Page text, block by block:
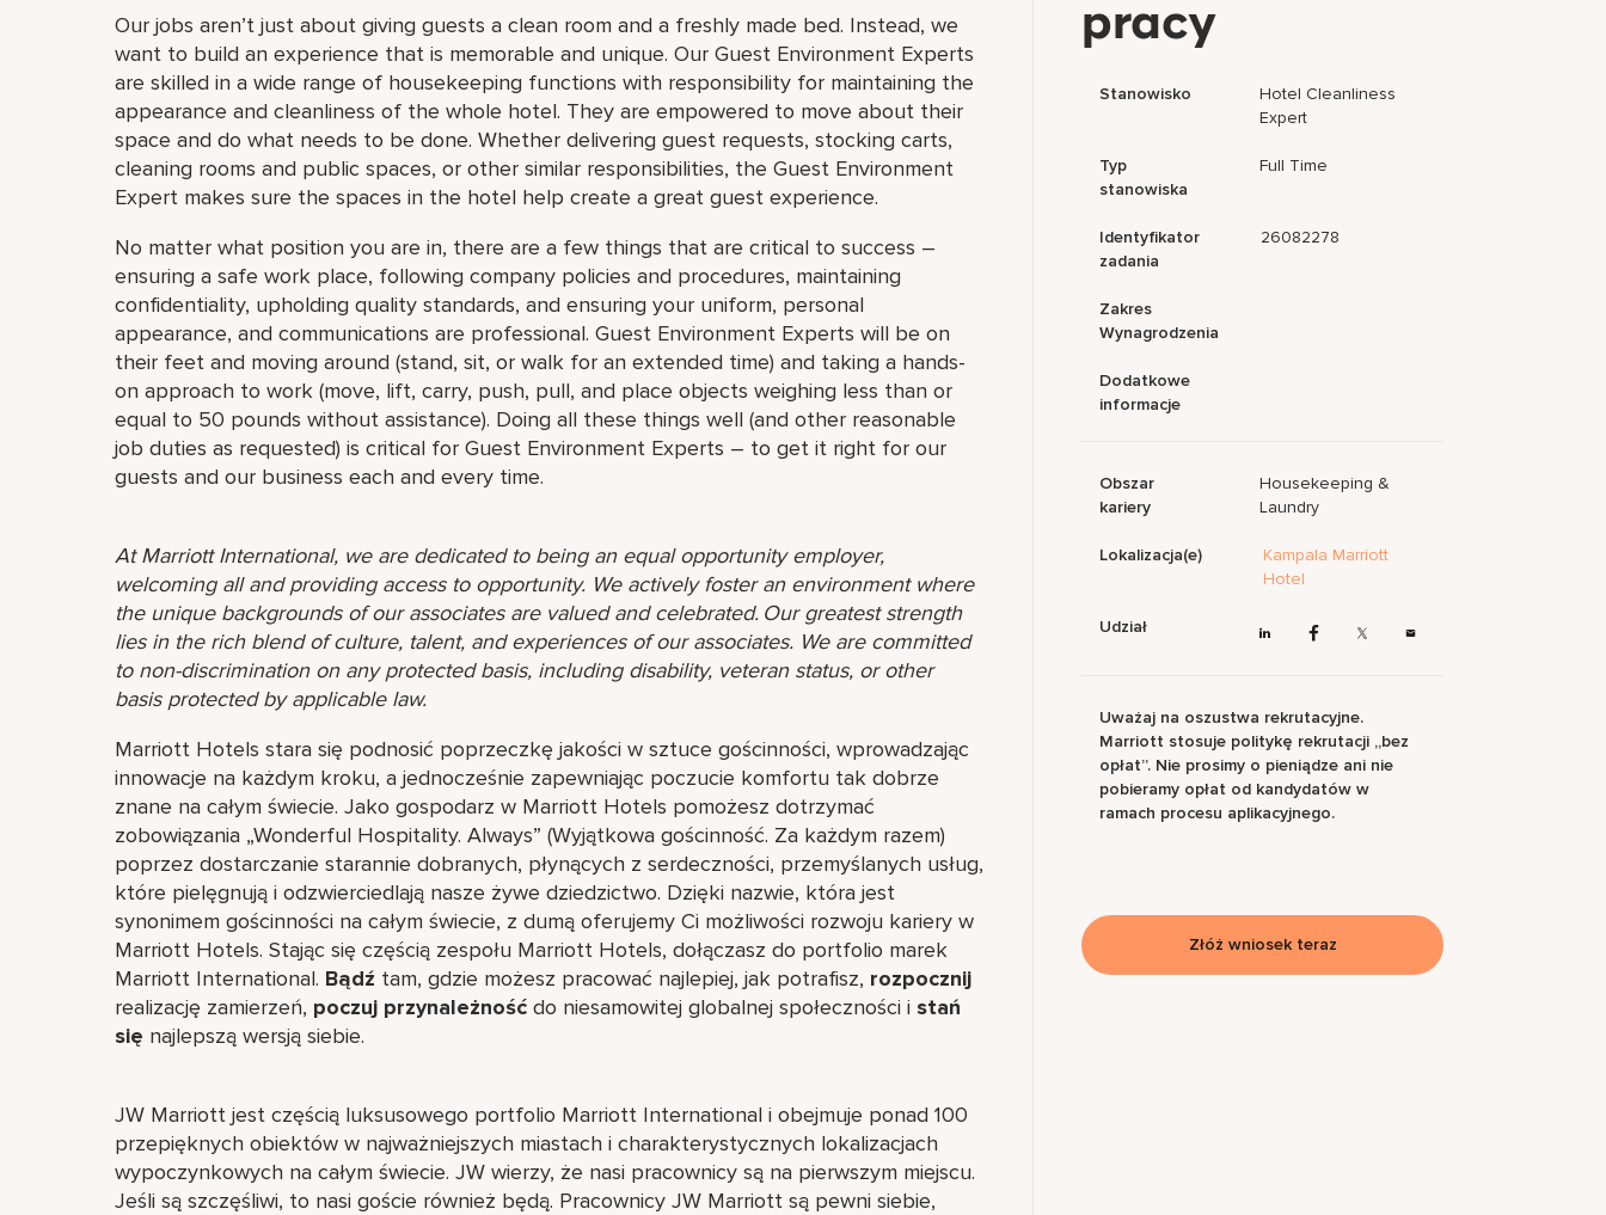
Our jobs aren’t just about giving guests a clean room and a freshly made bed. Instead, we
want to build an experience that is memorable and unique. Our Guest Environment Experts
are skilled in a wide range of housekeeping functions with responsibility for maintaining the
appearance and cleanliness of the whole hotel. They are empowered to move about their
space and do what needs to be done. Whether delivering guest requests, stocking carts,
cleaning rooms and public spaces, or other similar responsibilities, the Guest Environment
Expert makes sure the spaces in the hotel help create a great guest experience.
No matter what position you are in, there are a few things that are critical to success –
ensuring a safe work place, following company policies and procedures, maintaining
confidentiality, upholding quality standards, and ensuring your uniform, personal
appearance, and communications are professional. Guest Environment Experts will be on
their feet and moving around (stand, sit, or walk for an extended time) and taking a hands-
on approach to work (move, lift, carry, push, pull, and place objects weighing less than or
equal to 50 pounds without assistance). Doing all these things well (and other reasonable
job duties as requested) is critical for Guest Environment Experts – to get it right for our
guests and our business each and every time.
At Marriott International, we are dedicated to being an equal opportunity employer,
welcoming all and providing access to opportunity. We actively foster an environment where
the unique backgrounds of our associates are valued and celebrated. Our greatest strength
lies in the rich blend of culture, talent, and experiences of our associates. We are committed
to non-discrimination on any protected basis, including disability, veteran status, or other
basis protected by applicable law.
Marriott Hotels stara się podnosić poprzeczkę jakości w sztuce gościnności, wprowadzając
innowacje na każdym kroku, a jednocześnie zapewniając poczucie komfortu tak dobrze
znane na całym świecie. Jako gospodarz w Marriott Hotels pomożesz dotrzymać
zobowiązania „Wonderful Hospitality. Always” (Wyjątkowa gościnność. Za każdym razem)
poprzez dostarczanie starannie dobranych, płynących z serdeczności, przemyślanych usług,
które pielęgnują i odzwierciedlają nasze żywe dziedzictwo. Dzięki nazwie, która jest
synonimem gościnności na całym świecie, z dumą oferujemy Ci możliwości rozwoju kariery w
Marriott Hotels. Stając się częścią zespołu Marriott Hotels, dołączasz do portfolio marek
Marriott International. Bądź tam, gdzie możesz pracować najlepiej, jak potrafisz, rozpocznij
realizację zamierzeń, poczuj przynależność do niesamowitej globalnej społeczności i stań
się najlepszą wersją siebie.
JW Marriott jest częścią luksusowego portfolio Marriott International i obejmuje ponad 100
przepięknych obiektów w najważniejszych miastach i charakterystycznych lokalizacjach
wypoczynkowych na całym świecie. JW wierzy, że nasi pracownicy są na pierwszym miejscu.
Jeśli są szczęśliwi, to nasi goście również będą. Pracownicy JW Marriott są pewni siebie,
pracy
Stanowisko
Hotel Cleanliness
Expert
Typ
stanowiska
Full Time
Identyfikator
zadania
26082278
Zakres
Wynagrodzenia
Dodatkowe
informacje
Obszar
kariery
Housekeeping &
Laundry
Lokalizacja(e)
Kampala Marriott
Hotel
Udział
Uważaj na oszustwa rekrutacyjne.
Marriott stosuje politykę rekrutacji „bez
opłat”. Nie prosimy o pieniądze ani nie
pobieramy opłat od kandydatów w
ramach procesu aplikacyjnego.
Złóż wniosek teraz